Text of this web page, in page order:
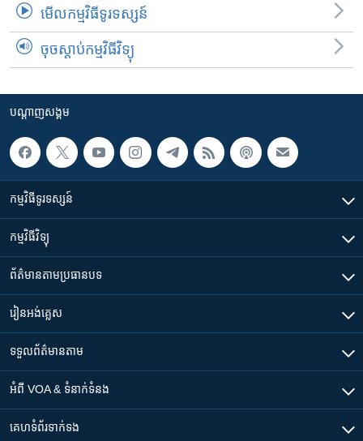
មើល​កម្មវិធី​ទូរទស្សន៍
ចុចស្តាប់កម្មវិធីវិទ្យុ
បណ្តាញ​សង្គម
កម្មវិធី​ទូរទស្សន៍
កម្មវិធី​វិទ្យុ
ព័ត៌មាន​តាមប្រធានបទ​
រៀន​​អង់គ្លេស
ទទួល​ព័ត៌មាន​តាម
អំពី​ VOA & ទំនាក់ទំនង
គេហទំព័រ​​ទាក់ទង